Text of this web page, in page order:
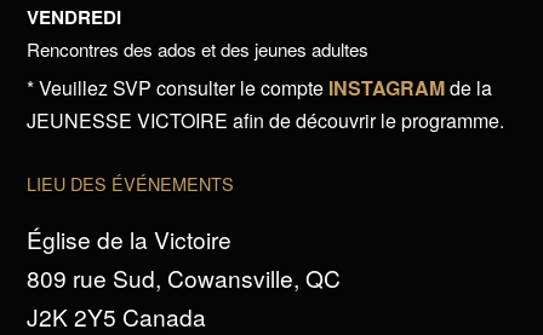
VENDREDI
Rencontres des ados et des jeunes adultes
* Veuillez SVP consulter le compte INSTAGRAMde la
JEUNESSE VICTOIRE afin de découvrir le programme.
LIEU DES ÉVÉNEMENTS
Église de la Victoire
809 rue Sud, Cowansville, QC
J2K 2Y5 Canada